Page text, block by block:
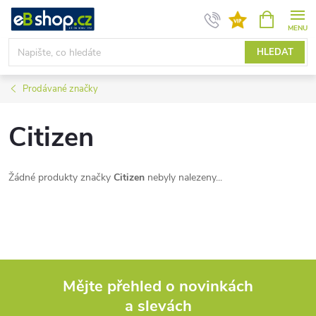
Přejít
obsah
HLEDAT
NÁKUPNÍ
KOŠÍK
Prodávané značky
Citizen
Žádné produkty značky Citizen nebyly nalezeny...
Mějte přehled o novinkách
a slevách